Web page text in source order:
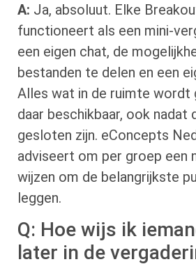
A: Ja, absoluut. Elke
functioneert als een mini-
een eigen chat, de
bestanden te delen en een
Alles wat in de ruimte wordt
daar beschikbaar, ook nadat
gesloten zijn. eConcepts
adviseert om per groep een
wijzen om de belangrijkste
leggen.
Q: Hoe wijs ik
later in de